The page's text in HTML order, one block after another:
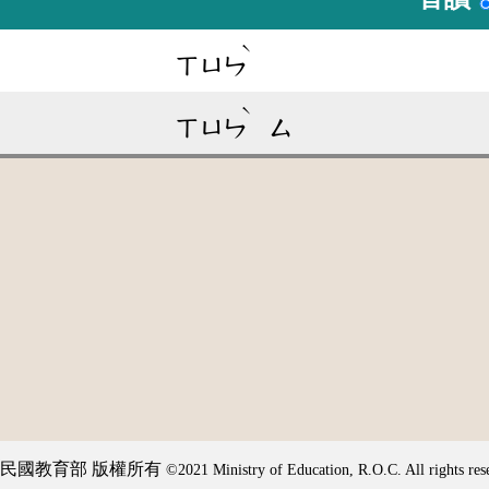
ㄒㄩㄣ
ˋ
ㄒㄩㄣ
ˋ
ㄙ
國教育部 版權所有 ©2021 Ministry of Education, R.O.C. All rights